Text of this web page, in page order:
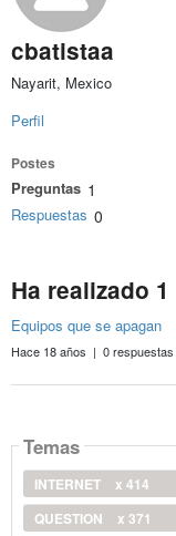
cbatistaa
Nayarit, Mexico
Perfil
Postes
Preguntas 1
Respuestas 0
Ha realizado
Equipos que se apagan
Hace 18 años | 0 respuestas
Temas
INTERNET
x 414
QUESTION
x 371